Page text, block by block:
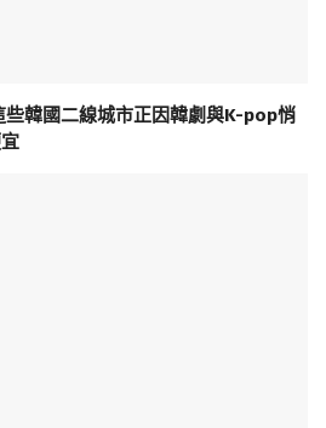
韓國二線城市正因韓劇與K-pop悄